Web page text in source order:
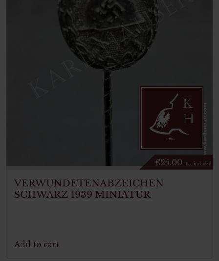
€25.00 Tax. included
VERWUNDETENABZEICHEN
SCHWARZ 1939 MINIATUR
Add to cart